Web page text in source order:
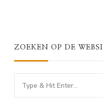
ZOEKEN OP DE
Looking
for